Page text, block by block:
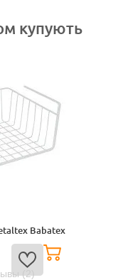
купують
Babatex
(2)